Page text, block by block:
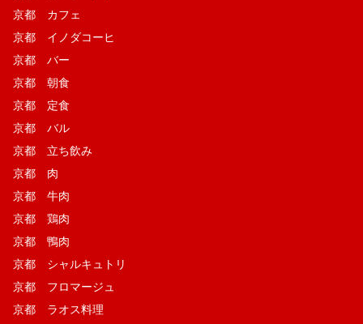
京都 カフェ
京都 イノダコーヒ
京都 バー
京都 朝食
京都 定食
京都 バル
京都 立ち飲み
京都 肉
京都 牛肉
京都 鶏肉
京都 鴨肉
京都 シャルキュトリ
京都 フロマージュ
京都 ラオス料理